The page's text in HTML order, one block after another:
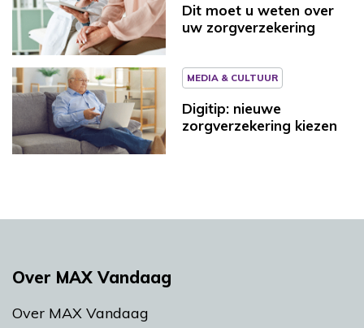
Dit moet u weten over
uw zorgverzekering
MEDIA & CULTUUR
Digitip: nieuwe
zorgverzekering kiezen
Over MAX Vandaag
Over MAX Vandaag